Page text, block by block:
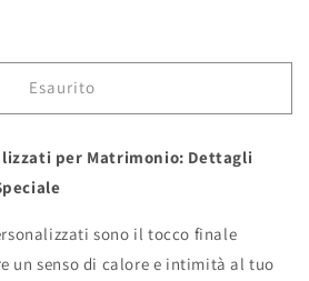
Esaurito
per Matrimonio: Dettagli
sono il tocco finale
un senso di calore e intimità al tuo